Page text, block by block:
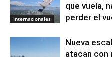
Internacionales
que vuela,
perder el
Nueva
atacan con